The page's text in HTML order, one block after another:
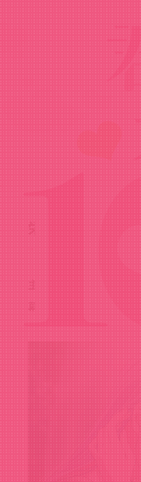
栄逢凪乃のヒ
主人公・恋太郎の
幕が描かれたヒロイ